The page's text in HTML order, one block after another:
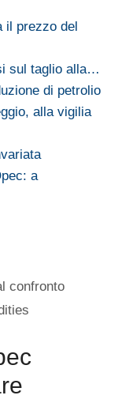
il prezzo del
sul taglio alla…
di petrolio
alla vigilia
a
confronto